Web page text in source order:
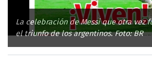
La celebración de Messi que otra vez
el triunfo de los argentinos. Foto: BR